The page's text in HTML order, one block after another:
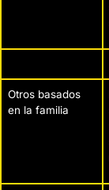
Otros basados
en la familia